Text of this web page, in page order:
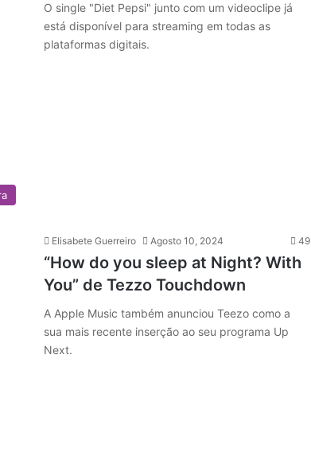
O single "Diet Pepsi" junto com um videoclipe já
está disponível para streaming em todas as
plataformas digitais.
Elisabete Guerreiro Agosto 10, 2024 49
“How do you sleep at Night? With
You” de Tezzo Touchdown
A Apple Music também anunciou Teezo como a
sua mais recente inserção ao seu programa Up
Next.